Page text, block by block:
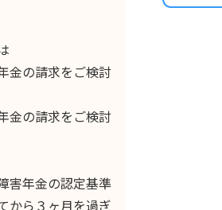
金の請求をご検討
金の請求をご検討
害年金の認定基準
から３ヶ月を過ぎ